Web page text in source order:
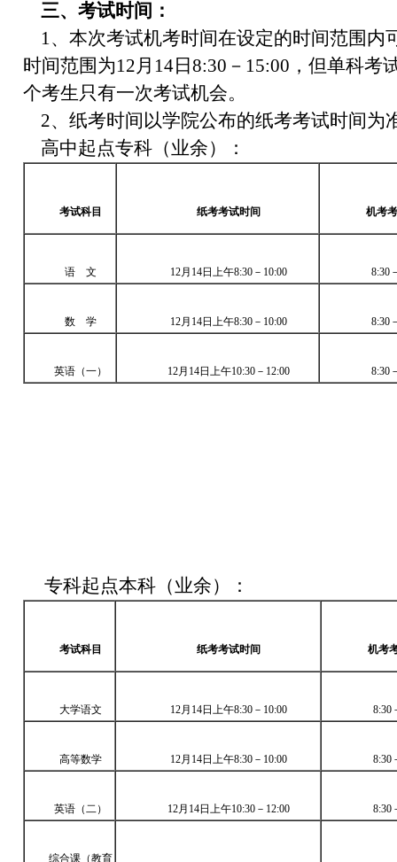
三、考试时间：
1、本次考试机考时间在设定的时间范围内
时间范围为12月14日8:30－15:00，但单科考
个考生只有一次考试机会。
2、纸考时间以学院公布的纸考考试时间为
高中起点专科（业余）：
考试科目 纸考考试时间 机考
语 文 12月14日上午8:30－10:00 8:30
数 学 12月14日上午8:30－10:00 8:30
英语（一） 12月14日上午10:30－12:00 8:30
专科起点本科（业余）：
考试科目 纸考考试时间 机考
大学语文 12月14日上午8:30－10:00 8:30
高等数学 12月14日上午8:30－10:00 8:30
英语（二） 12月14日上午10:30－12:00 8:30
综合课（教育